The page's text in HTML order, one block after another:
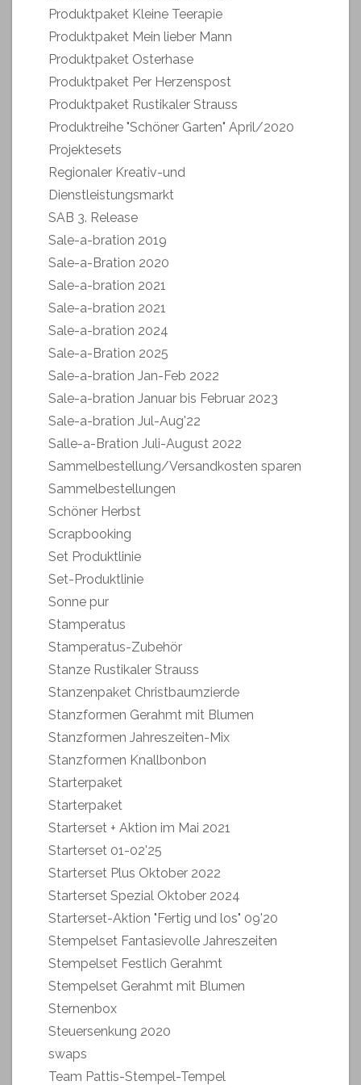
Produktpaket Kleine Teerapie
Produktpaket Mein lieber Mann
Produktpaket Osterhase
Produktpaket Per Herzenspost
Produktpaket Rustikaler Strauss
Produktreihe "Schöner Garten" April/2020
Projektesets
Regionaler Kreativ-und
Dienstleistungsmarkt
SAB 3. Release
Sale-a-bration 2019
Sale-a-Bration 2020
Sale-a-bration 2021
Sale-a-bration 2021
Sale-a-bration 2024
Sale-a-Bration 2025
Sale-a-bration Jan-Feb 2022
Sale-a-bration Januar bis Februar 2023
Sale-a-bration Jul-Aug'22
Salle-a-Bration Juli-August 2022
Sammelbestellung/Versandkosten sparen
Sammelbestellungen
Schöner Herbst
Scrapbooking
Set Produktlinie
Set-Produktlinie
Sonne pur
Stamperatus
Stamperatus-Zubehör
Stanze Rustikaler Strauss
Stanzenpaket Christbaumzierde
Stanzformen Gerahmt mit Blumen
Stanzformen Jahreszeiten-Mix
Stanzformen Knallbonbon
Starterpaket
Starterpaket
Starterset + Aktion im Mai 2021
Starterset 01-02'25
Starterset Plus Oktober 2022
Starterset Spezial Oktober 2024
Starterset-Aktion "Fertig und los" 09'20
Stempelset Fantasievolle Jahreszeiten
Stempelset Festlich Gerahmt
Stempelset Gerahmt mit Blumen
Sternenbox
Steuersenkung 2020
swaps
Team Pattis-Stempel-Tempel